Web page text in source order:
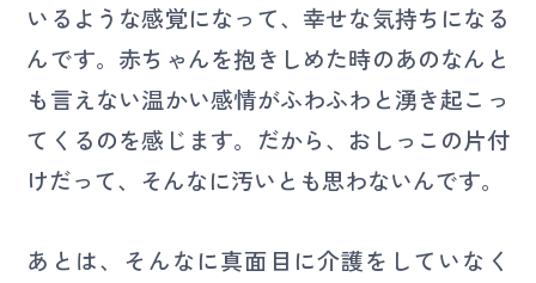
いるような感覚になって、幸せな気持ちになる
んです。赤ちゃんを抱きしめた時のあのなんと
も言えない温かい感情がふわふわと湧き起こっ
てくるのを感じます。だから、おしっこの片付
けだって、そんなに汚いとも思わないんです。
あとは、そんなに真面目に介護をしていなく